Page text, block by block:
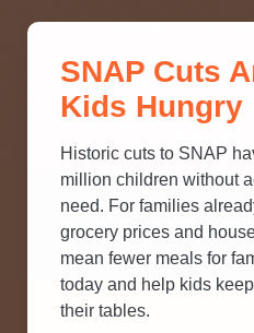
SNAP? TAKE
BUSTING QUIZ
SNAP Cuts
Kids Hungry
Historic cuts to SNAP
million children without
need. For families
grocery prices and
mean fewer meals for
today and help kids
their tables.